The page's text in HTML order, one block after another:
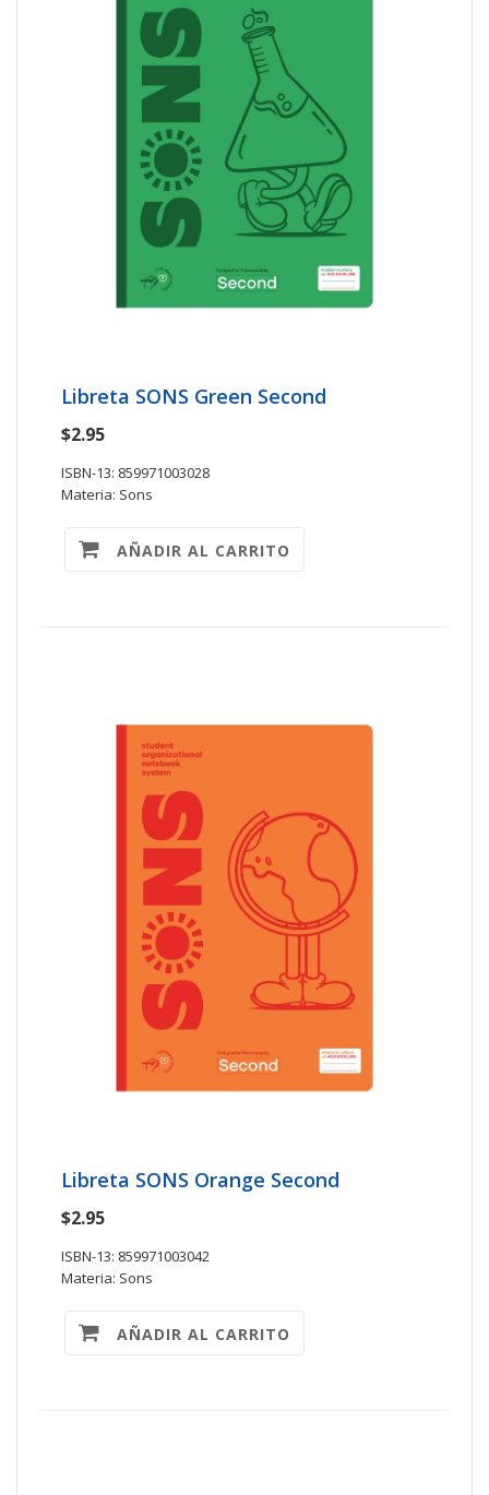
Libreta SONS Green Second
$2.95
ISBN-13: 859971003028
Materia: Sons
AÑADIR AL CARRITO
Libreta SONS Orange Second
$2.95
ISBN-13: 859971003042
Materia: Sons
AÑADIR AL CARRITO